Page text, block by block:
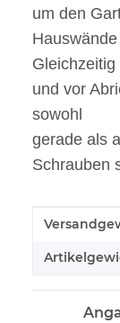
um den
und vor
sowohl
gerade als
Schrauben
Wert